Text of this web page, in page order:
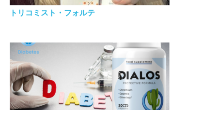
トリコミスト・フォルテ